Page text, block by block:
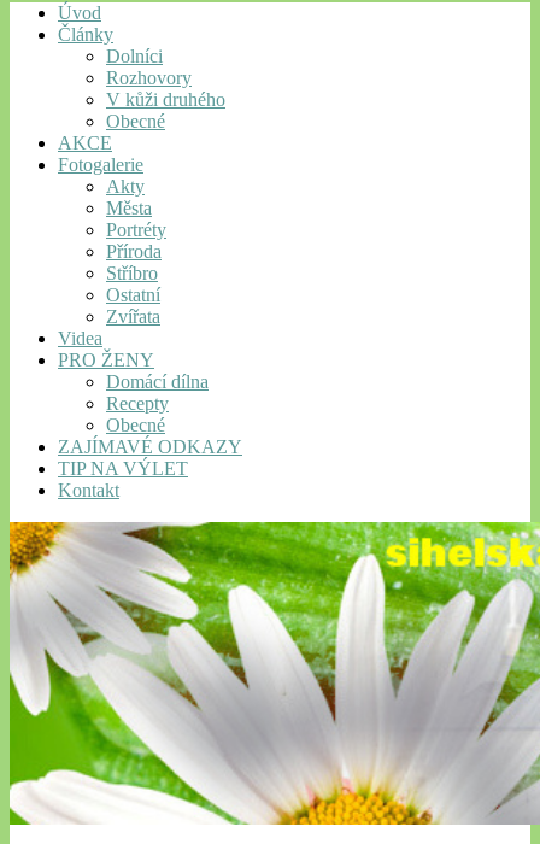
Úvod
Články
Dolníci
Rozhovory
V kůži druhého
Obecné
AKCE
Fotogalerie
Akty
Města
Portréty
Příroda
Stříbro
Ostatní
Zvířata
Videa
PRO ŽENY
Domácí dílna
Recepty
Obecné
ZAJÍMAVÉ ODKAZY
TIP NA VÝLET
Kontakt